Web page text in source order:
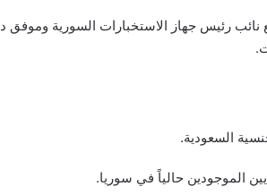
نائب رئيس جهاز الاستخبارات السورية
السعودية.
الموجودين حالياً في سوريا.